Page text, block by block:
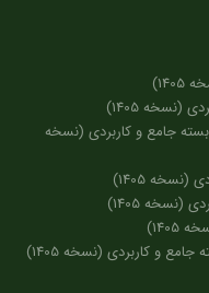
1405)
جامع و کاربردی (نسخه
1405)
1405)
و کاربردی (نسخه 1405)